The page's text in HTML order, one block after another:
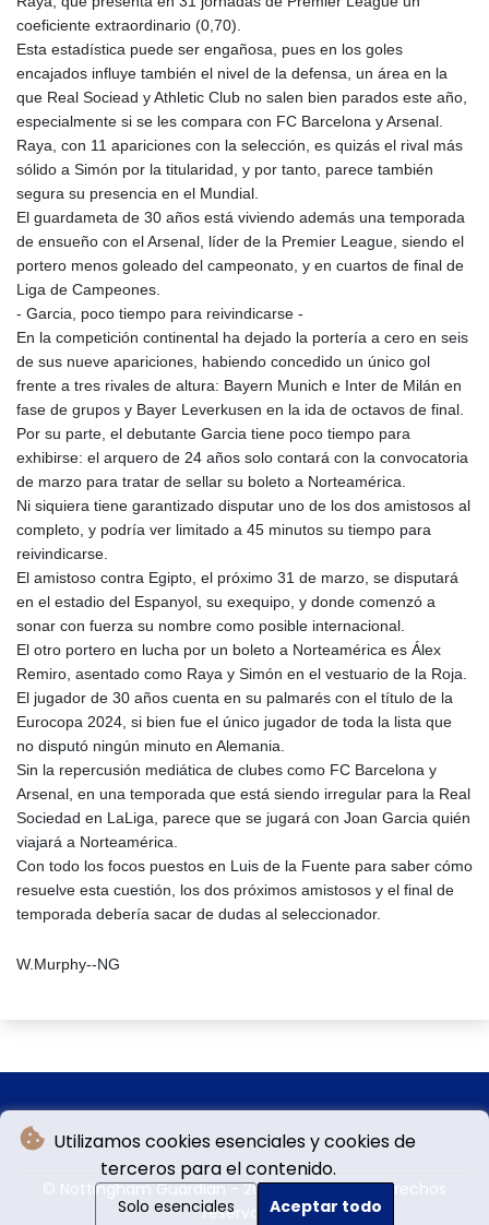
Utilizamos cookies esenciales y cookies de
terceros para el contenido.
Solo esenciales Aceptar todo
coeficiente extraordinario (0,70).
Esta estadística puede ser engañosa, pues en los goles
encajados influye también el nivel de la defensa, un área en la
que Real Sociead y Athletic Club no salen bien parados este año,
especialmente si se les compara con FC Barcelona y Arsenal.
Raya, con 11 apariciones con la selección, es quizás el rival más
sólido a Simón por la titularidad, y por tanto, parece también
segura su presencia en el Mundial.
El guardameta de 30 años está viviendo además una temporada
de ensueño con el Arsenal, líder de la Premier League, siendo el
portero menos goleado del campeonato, y en cuartos de final de
Liga de Campeones.
- Garcia, poco tiempo para reivindicarse -
En la competición continental ha dejado la portería a cero en seis
de sus nueve apariciones, habiendo concedido un único gol
frente a tres rivales de altura: Bayern Munich e Inter de Milán en
fase de grupos y Bayer Leverkusen en la ida de octavos de final.
Por su parte, el debutante Garcia tiene poco tiempo para
exhibirse: el arquero de 24 años solo contará con la convocatoria
de marzo para tratar de sellar su boleto a Norteamérica.
Ni siquiera tiene garantizado disputar uno de los dos amistosos al
completo, y podría ver limitado a 45 minutos su tiempo para
reivindicarse.
El amistoso contra Egipto, el próximo 31 de marzo, se disputará
en el estadio del Espanyol, su exequipo, y donde comenzó a
sonar con fuerza su nombre como posible internacional.
El otro portero en lucha por un boleto a Norteamérica es Álex
Remiro, asentado como Raya y Simón en el vestuario de la Roja.
El jugador de 30 años cuenta en su palmarés con el título de la
Eurocopa 2024, si bien fue el único jugador de toda la lista que
no disputó ningún minuto en Alemania.
Sin la repercusión mediática de clubes como FC Barcelona y
Arsenal, en una temporada que está siendo irregular para la Real
Sociedad en LaLiga, parece que se jugará con Joan Garcia quién
viajará a Norteamérica.
Con todo los focos puestos en Luis de la Fuente para saber cómo
resuelve esta cuestión, los dos próximos amistosos y el final de
temporada debería sacar de dudas al seleccionador.
W.Murphy--NG
© Nottingham Guardian - 2026 - Todos los derechos
reservados